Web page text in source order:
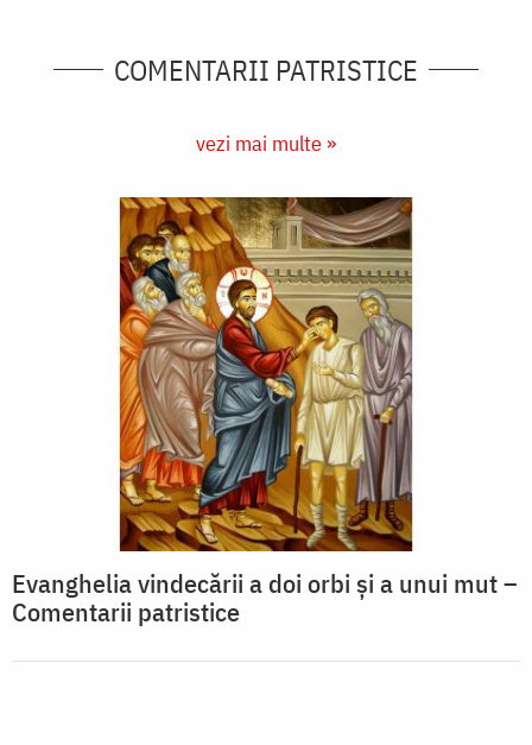
COMENTARII PATRISTICE
vezi mai multe »
Evanghelia vindecării a doi orbi și a unui mut –
Comentarii patristice